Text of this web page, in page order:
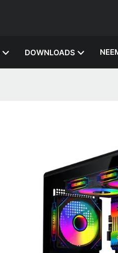
DOWNLOADS